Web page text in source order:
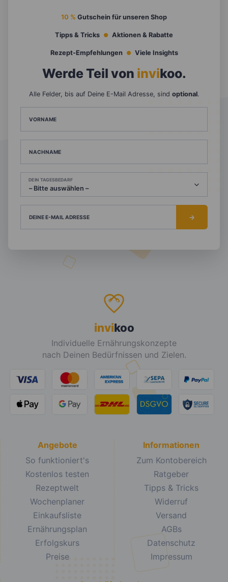
10 % Gutschein für unseren Shop
Tipps & Tricks Aktionen & Rabatte
Rezept-Empfehlungen Viele Insights
Werde Teil von invikoo.
Alle Felder, bis auf Deine E-Mail Adresse, sind optional.
VORNAME
NACHNAME
DEIN TAGESBEDARF
DEINE E-MAIL ADRESSE
invikoo
Individuelle Ernährungskonzepte
nach Deinen Bedürfnissen und Zielen.
Angebote
So funktioniert's
Kostenlos testen
Rezeptwelt
Wochenplaner
Einkaufsliste
Ernährungsplan
Erfolgskurs
Preise
Informationen
Zum Kontobereich
Ratgeber
Tipps & Tricks
Widerruf
Versand
AGBs
Datenschutz
Impressum